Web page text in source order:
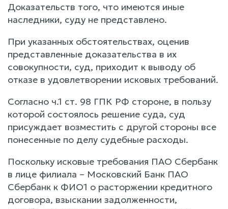
Доказательств того, что имеются иные
наследники, суду не представлено.
При указанных обстоятельствах, оценив
представленные доказательства в их
совокупности, суд, приходит к выводу об
отказе в удовлетворении исковых требований.
Согласно ч.1 ст. 98 ГПК РФ стороне, в пользу
которой состоялось решение суда, суд
присуждает возместить с другой стороны все
понесенные по делу судебные расходы.
Поскольку исковые требования ПАО Сбербанк
в лице филиала – Московский Банк ПАО
Сбербанк к ФИО1 о расторжении кредитного
договора, взыскании задолженности,